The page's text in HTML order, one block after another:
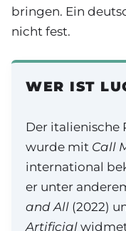
bringen. Ein
nicht fest.
WER IST
Der italienische
wurde mit Call
international
er unter
and All (2022)
Artificial